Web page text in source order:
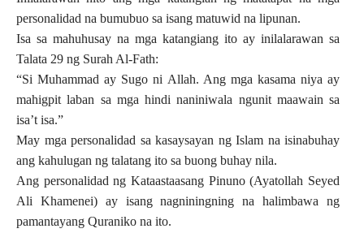
personalidad na bumubuo sa isang matuwid na lipunan.
Isa sa mahuhusay na mga katangiang ito ay inilalarawan sa
Talata 29 ng Surah Al-Fath:
“Si Muhammad ay Sugo ni Allah. Ang mga kasama niya ay
mahigpit laban sa mga hindi naniniwala ngunit maawain sa
isa’t isa.”
May mga personalidad sa kasaysayan ng Islam na isinabuhay
ang kahulugan ng talatang ito sa buong buhay nila.
Ang personalidad ng Kataastaasang Pinuno (Ayatollah Seyed
Ali Khamenei) ay isang nagniningning na halimbawa ng
pamantayang Quraniko na ito.